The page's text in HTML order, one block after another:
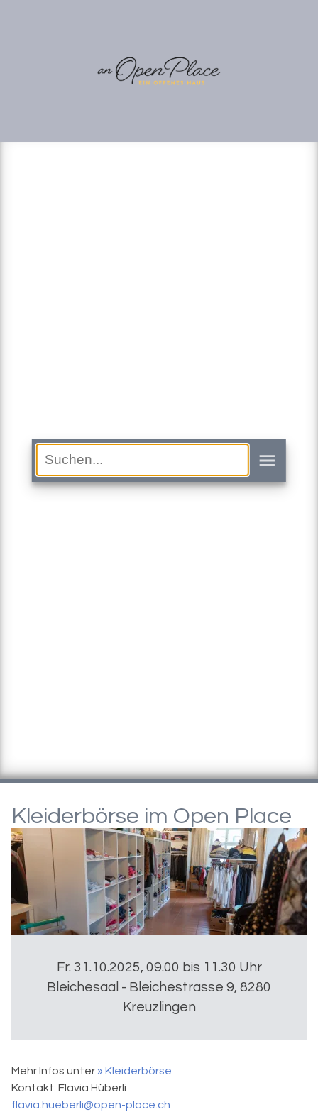
Kleiderbörse im Open Place
Fr. 31.10.2025, 09.00 bis 11.30 Uhr
Bleichesaal - Bleichestrasse 9, 8280
Kreuzlingen
Mehr Infos unter » Kleiderbörse
Kontakt: Flavia Hüberli
flavia.hueberli@open-place.ch